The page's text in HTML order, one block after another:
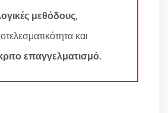
μεθόδους,
και
επαγγελματισμό.